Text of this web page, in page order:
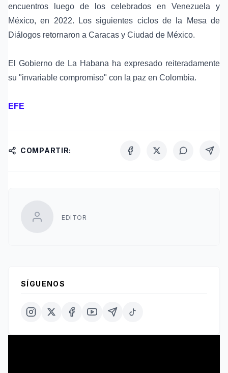
encuentros luego de los celebrados en Venezuela y
México, en 2022. Los siguientes ciclos de la Mesa de
Diálogos retornaron a Caracas y Ciudad de México.
El Gobierno de La Habana ha expresado reiteradamente
su "invariable compromiso" con la paz en Colombia.
EFE
COMPARTIR:
EDITOR
SÍGUENOS